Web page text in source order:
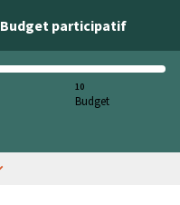
Budget participatif
10
Budget